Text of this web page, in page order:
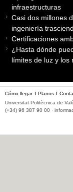
infraestructuras
Casi dos millones
ingeniería
Certificaciones
¿Hasta dónde
límites de luz y los
Cómo llegar Planos
Universitat Politècnica de
(+34) 96 387 90 00 ·